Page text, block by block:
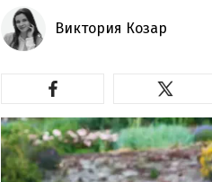
Виктория Козар